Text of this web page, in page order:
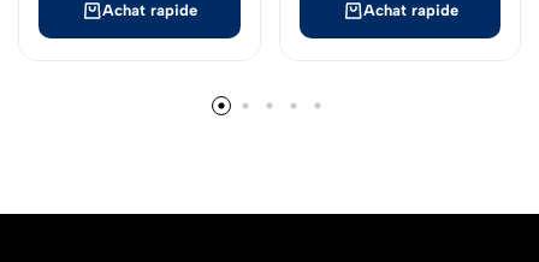
Achat rapide Achat rapide